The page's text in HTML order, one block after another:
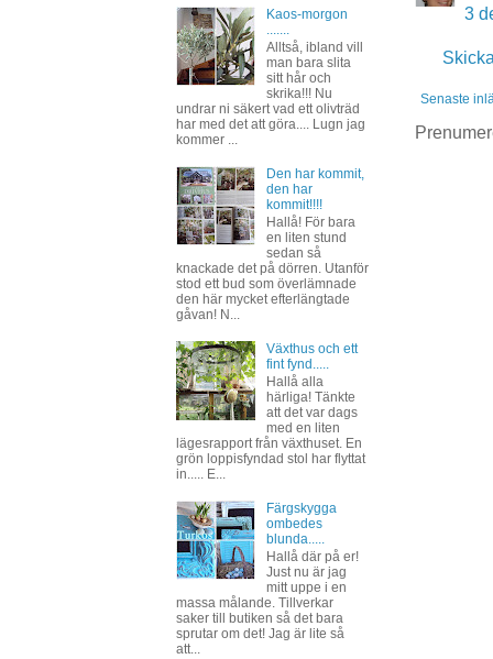
3
Senaste
Kaos-morgon
Alltså, ibland vill
man bara slita
sitt hår och
skrika!!! Nu
undrar ni säkert vad ett olivträd
har med det att göra.... Lugn jag
kommer ...
Den har kommit,
den har
kommit!!!!
Hallå! För bara
en liten stund
sedan så
knackade det på dörren. Utanför
stod ett bud som överlämnade
den här mycket efterlängtade
gåvan! N...
Växthus och ett
fint fynd.....
Hallå alla
härliga! Tänkte
att det var dags
med en liten
lägesrapport från växthuset. En
grön loppisfyndad stol har flyttat
in..... E...
Färgskygga
ombedes
blunda.....
Hallå där på er!
Just nu är jag
mitt uppe i en
massa målande. Tillverkar
saker till butiken så det bara
sprutar om det! Jag är lite så
att...